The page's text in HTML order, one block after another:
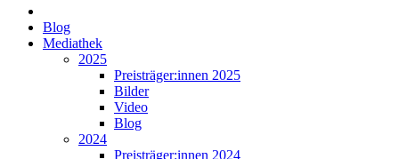
Blog
Mediathek
2025
Preisträger:innen 2025
Bilder
Video
Blog
2024
Preisträger:innen 2024